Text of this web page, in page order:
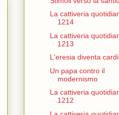
La cattiveria
1214
La cattiveria
1213
L'eresia diventa
Un papa contro il
modernismo
La cattiveria
1212